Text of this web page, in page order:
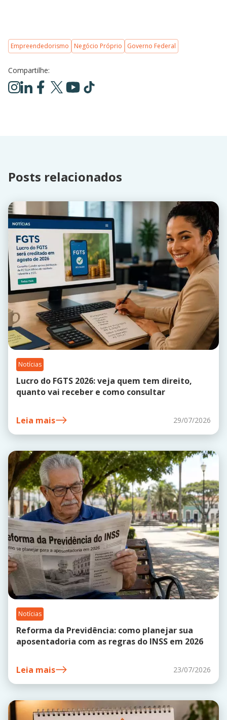
Empreendedorismo Negócio Próprio Governo Federal
Compartilhe:
Posts relacionados
Notícias
Lucro do FGTS 2026: veja quem tem direito,
quanto vai receber e como consultar
Leia mais 29/07/2026
Notícias
Reforma da Previdência: como planejar sua
aposentadoria com as regras do INSS em 2026
Leia mais 23/07/2026